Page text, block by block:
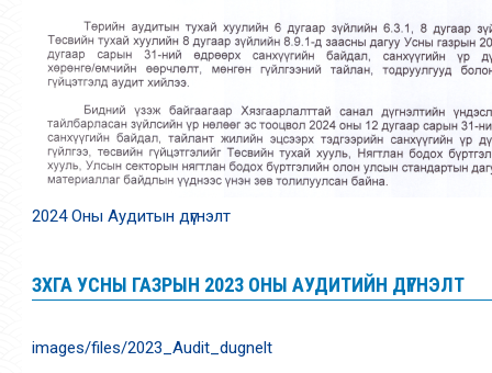
2024 Оны Аудитын дүгнэлт
ЗХГА УСНЫ ГАЗРЫН 2023 ОНЫ АУДИТИЙН ДҮГНЭЛТ
images/files/2023_Audit_dugnelt